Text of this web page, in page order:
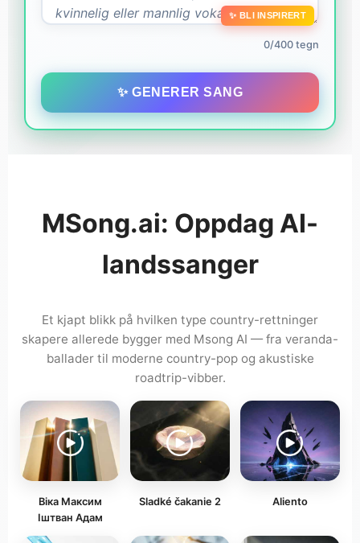
✨ BLI INSPIRERT
0/400 tegn
✨ GENERER SANG
MSong.ai: Oppdag AI-
landssanger
Et kjapt blikk på hvilken type country-rettninger
skapere allerede bygger med Msong AI — fra veranda-
ballader til moderne country-pop og akustiske
roadtrip-vibber.
Віка Максим
Іштван Адам
Sladké čakanie 2 Aliento